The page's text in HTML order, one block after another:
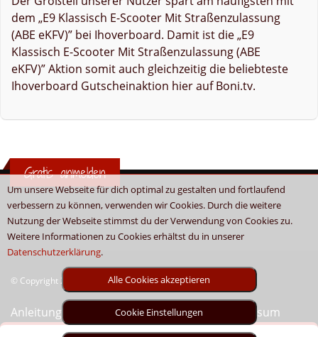
Um unsere Webseite für dich optimal zu gestalten und fortlaufend
verbessern zu können, verwenden wir Cookies. Durch die weitere
Nutzung der Webseite stimmst du der Verwendung von Cookies zu.
Weitere Informationen zu Cookies erhältst du in unserer
Datenschutzerklärung.
Alle Cookies akzeptieren
Cookie Einstellungen
dem „E9 Klassisch E-Scooter Mit Straßenzulassung
(ABE eKFV)” bei Ihoverboard. Damit ist die „E9
Klassisch E-Scooter Mit Straßenzulassung (ABE
eKFV)” Aktion somit auch gleichzeitig die beliebteste
Ihoverboard Gutscheinaktion hier auf Boni.tv.
Gratis anmelden
© Copyright 2026 - Boni.tv / Cashback & Gutscheine
Anleitung Sitemap Kontakt Unser Impressum